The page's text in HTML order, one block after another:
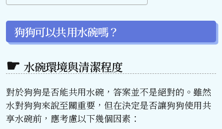
狗狗可以共用水碗嗎？
水碗環境與清潔程度
對於狗狗是否能共用水碗，答案並不是絕對的。雖然
水對狗狗來說至關重要，但在決定是否讓狗狗使用共
享水碗前，應考慮以下幾個因素：